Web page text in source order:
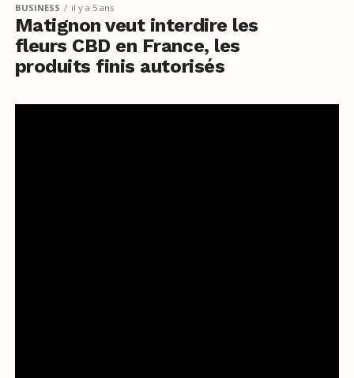
BUSINESS il y a 5 ans
Matignon veut interdire les
fleurs CBD en France, les
produits finis autorisés